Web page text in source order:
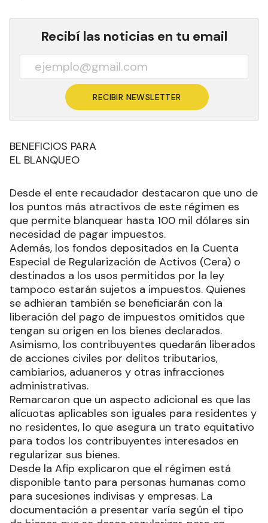
Recibí las noticias en tu email
RECIBIR NEWSLETTER
BENEFICIOS PARA
EL BLANQUEO
Desde el ente recaudador destacaron que uno de
los puntos más atractivos de este régimen es
que permite blanquear hasta 100 mil dólares sin
necesidad de pagar impuestos.
Además, los fondos depositados en la Cuenta
Especial de Regularización de Activos (Cera) o
destinados a los usos permitidos por la ley
tampoco estarán sujetos a impuestos. Quienes
se adhieran también se beneficiarán con la
liberación del pago de impuestos omitidos que
tengan su origen en los bienes declarados.
Asimismo, los contribuyentes quedarán liberados
de acciones civiles por delitos tributarios,
cambiarios, aduaneros y otras infracciones
administrativas.
Remarcaron que un aspecto adicional es que las
alícuotas aplicables son iguales para residentes y
no residentes, lo que asegura un trato equitativo
para todos los contribuyentes interesados en
regularizar sus bienes.
Desde la Afip explicaron que el régimen está
disponible tanto para personas humanas como
para sucesiones indivisas y empresas. La
documentación a presentar varía según el tipo